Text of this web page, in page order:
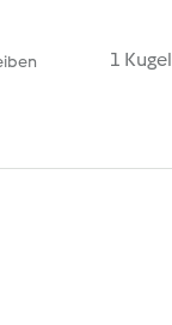
1 Kugel